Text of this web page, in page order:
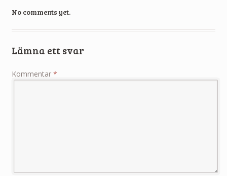
No comments yet.
Lämna ett svar
Kommentar *